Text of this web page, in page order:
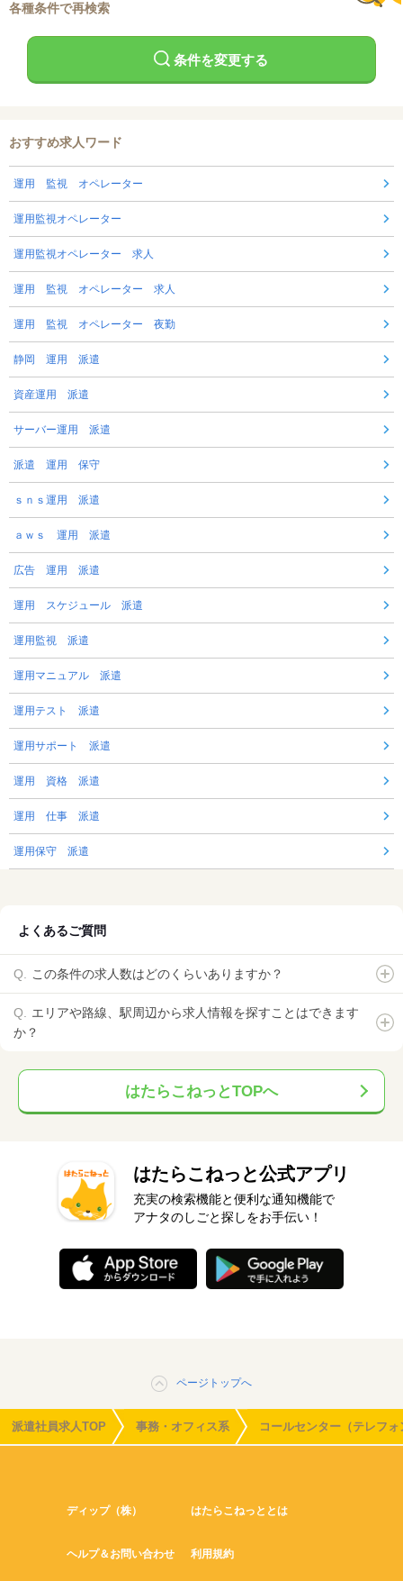
各種条件で再検索
条件を変更する
おすすめ求人ワード
運用 監視 オペレーター
運用監視オペレーター
運用監視オペレーター 求人
運用 監視 オペレーター 求人
運用 監視 オペレーター 夜勤
静岡 運用 派遣
資産運用 派遣
サーバー運用 派遣
派遣 運用 保守
ｓｎｓ運用 派遣
ａｗｓ 運用 派遣
広告 運用 派遣
運用 スケジュール 派遣
運用監視 派遣
運用マニュアル 派遣
運用テスト 派遣
運用サポート 派遣
運用 資格 派遣
運用 仕事 派遣
運用保守 派遣
よくあるご質問
この条件の求人数はどのくらいありますか？
エリアや路線、駅周辺から求人情報を探すことはできます
か？
はたらこねっとTOPへ
はたらこねっと公式アプリ
充実の検索機能と便利な通知機能で
アナタのしごと探しをお手伝い！
ページトップへ
派遣社員求人TOP 事務・オフィス系 コールセンター（テレフ
ディップ（株） はたらこねっととは
ヘルプ＆お問い合わせ 利用規約